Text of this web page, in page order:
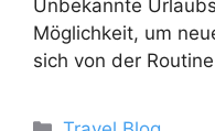
Unbekannte
Möglichkeit, um
sich von der
Kategorien